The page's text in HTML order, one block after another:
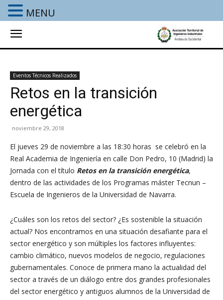
Eventos Técnicos Realizados
Retos en la transición
energética
noviembre 29, 2018
El jueves 29 de noviembre a las 18:30 horas se celebró en la
Real Academia de Ingeniería en calle Don Pedro, 10 (Madrid) la
Jornada con el título Retos en la transición energética,
dentro de las actividades de los Programas máster Tecnun –
Escuela de Ingenieros de la Universidad de Navarra.
¿Cuáles son los retos del sector? ¿Es sostenible la situación
actual? Nos encontramos en una situación desafiante para el
sector energético y son múltiples los factores influyentes:
cambio climático, nuevos modelos de negocio, regulaciones
gubernamentales. Conoce de primera mano la actualidad del
sector a través de un diálogo entre dos grandes profesionales
del sector energético y antiguos alumnos de la Universidad de
MENU